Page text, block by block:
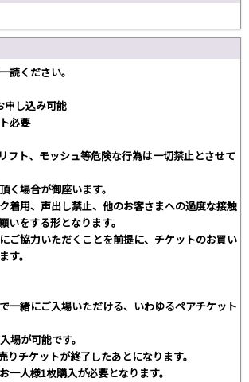
読ください。
し込み可能
必要
フト、モッシュ等危険な行為は一切禁止とさせて
く場合が御座います。
着用、声出し禁止、他のお客さまへの過度な接触
いをする形となります。
ご協力いただくことを前提に、チケットのお買い
す。
一緒にご入場いただける、いわゆるペアチケット
場が可能です。
りチケットが終了したあとになります。
一人様1枚購入が必要となります。